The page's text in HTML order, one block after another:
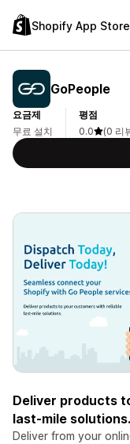
Shopify App Store
GoPeople
요금제
무료 설치
평점
0.0
(0 리
Deliver products
last-mile solutions.
Deliver from your